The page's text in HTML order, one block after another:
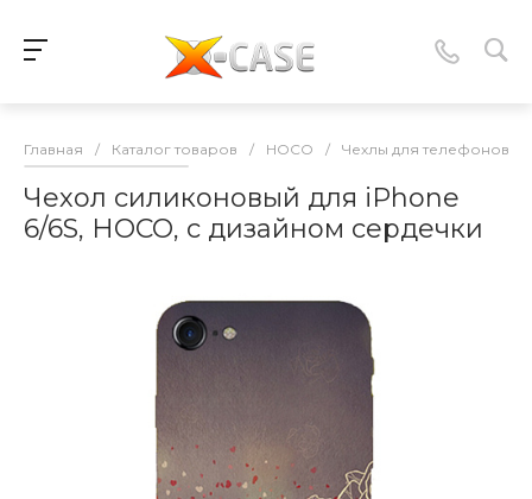
Главная / Каталог товаров / HOCO / Чехлы для телефонов
Чехол силиконовый для iPhone
6/6S, HOCO, с дизайном сердечки